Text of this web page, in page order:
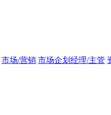
市场/营销 市场企划经理/主管